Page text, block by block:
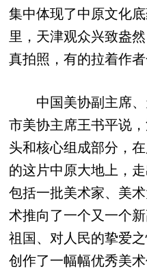
集中体现了中原文化
里，天津观众兴致盎
真拍照，有的拉着作
中国美协副主席、
市美协主席王书平说
头和核心组成部分，
的这片中原大地上，
包括一批美术家、美
术推向了一个又一个
祖国、对人民的挚爱
创作了一幅幅优秀美